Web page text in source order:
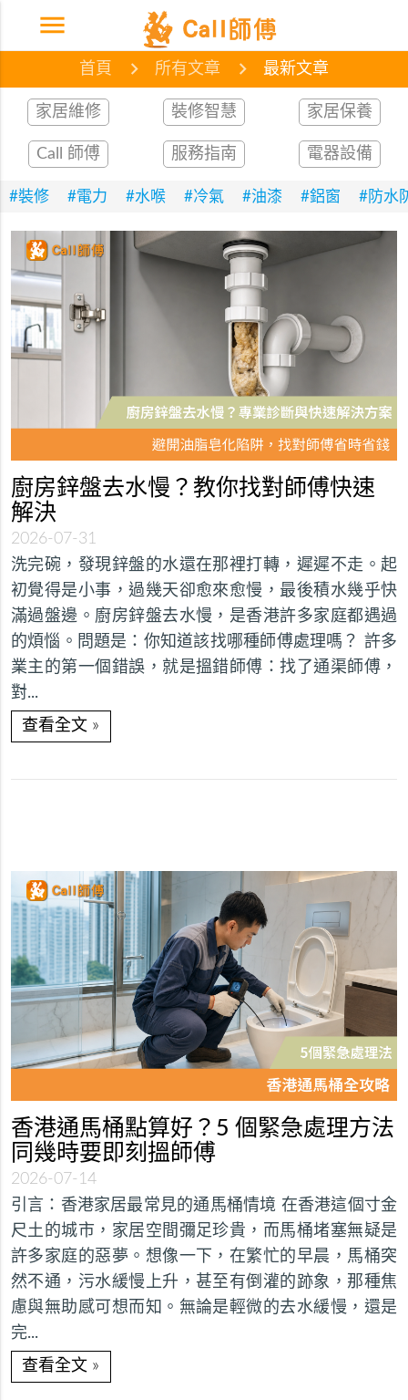
menu 網誌 最新文章
首頁 所有文章 最新文章
家居維修 裝修智慧 家居保養
Call 師傅 服務指南 電器設備
#裝修 #電力 #水喉 #冷氣 #油漆 #鋁窗 #防水
廚房鋅盤去水慢？教你找對師傅快速
解決
2026-07-31
洗完碗，發現鋅盤的水還在那裡打轉，遲遲不走。起
初覺得是小事，過幾天卻愈來愈慢，最後積水幾乎快
滿過盤邊。廚房鋅盤去水慢，是香港許多家庭都遇過
的煩惱。問題是：你知道該找哪種師傅處理嗎？ 許多
業主的第一個錯誤，就是搵錯師傅：找了通渠師傅，
對...
查看全文 »
香港通馬桶點算好？5 個緊急處理方法
同幾時要即刻搵師傅
2026-07-14
引言：香港家居最常見的通馬桶情境 在香港這個寸金
尺土的城市，家居空間彌足珍貴，而馬桶堵塞無疑是
許多家庭的惡夢。想像一下，在繁忙的早晨，馬桶突
然不通，污水緩慢上升，甚至有倒灌的跡象，那種焦
慮與無助感可想而知。無論是輕微的去水緩慢，還是
完...
查看全文 »